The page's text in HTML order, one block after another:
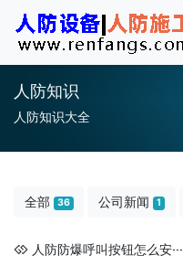
人防知识
人防知识大全
全部 36 公司新闻 1
人防防爆呼叫按钮怎么安···